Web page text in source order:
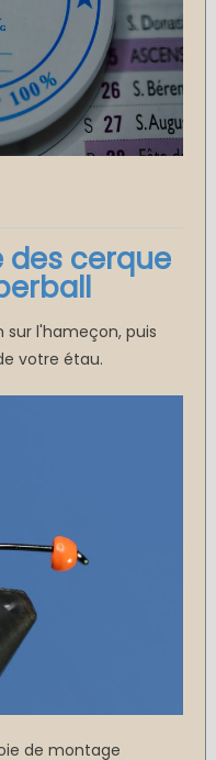
des cerque
l'hameçon, puis
votre étau.
de montage